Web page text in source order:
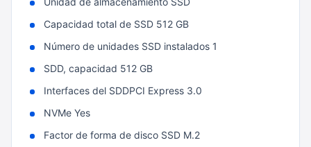
Capacidad total de SSD 512 GB
Número de unidades SSD instalados 1
SDD, capacidad 512 GB
Interfaces del SDDPCI Express 3.0
NVMe Yes
Factor de forma de disco SSD M.2